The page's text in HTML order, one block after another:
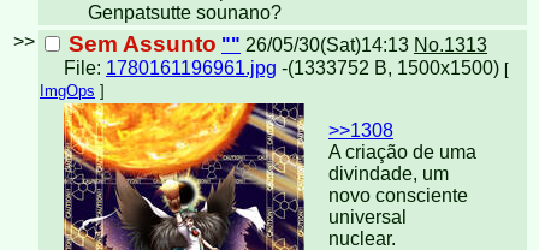
Genpatsutte sounano?
>>
Sem Assunto "" 26/05/30(Sat)14:13 No.1313
File: 1780161196961.jpg -(1333752 B, 1500x1500) [
ImgOps ]
>>1308
A criação de uma
divindade, um
novo consciente
universal
nuclear.